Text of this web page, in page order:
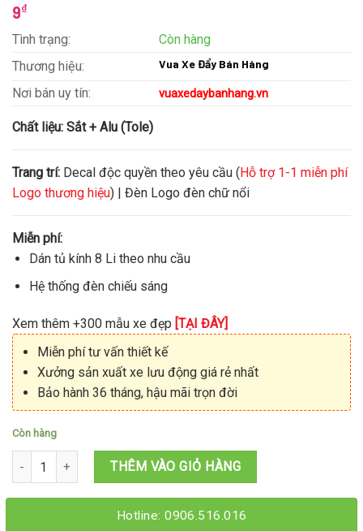
9₫
Tình trạng:
Còn hàng
Thương hiệu:
Vua Xe Đẩy Bán Hàng
Nơi bán uy tín: vuaxedaybanhang.vn
Chất liệu: Sắt + Alu (Tole)
Trang trí: Decal độc quyền theo yêu cầu (Hỗ trợ 1-1 miễn phí
Logo thương hiệu) | Đèn Logo đèn chữ nổi
Miễn phí:
Dán tủ kính 8 Li theo nhu cầu
Hệ thống đèn chiếu sáng
Xem thêm +300 mẫu xe đẹp [TẠI ĐÂY]
Miễn phí tư vấn thiết kế
Xưởng sản xuất xe lưu động giá rẻ nhất
Bảo hành 36 tháng, hậu mãi trọn đời
Còn hàng
Giá kiot bán hàng 1M6x1M6x2M15 số lượng
THÊM VÀO GIỎ HÀNG
Hotline: 0906.516.016